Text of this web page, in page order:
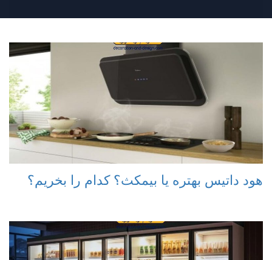
هود داتیس بهتره یا بیمکث؟ کدام را بخریم؟